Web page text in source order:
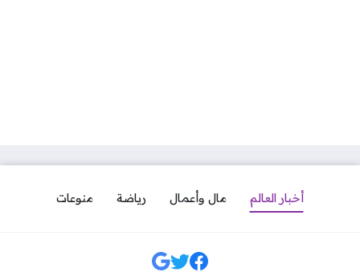
أخبار العالم مال وأعمال رياضة منوعات
مواقع التواصل